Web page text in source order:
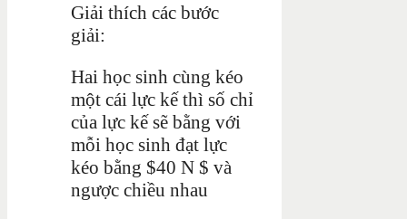
Giải thích các bước
giải:
Hai học sinh cùng kéo
một cái lực kế thì số chỉ
của lực kế sẽ bằng với
mỗi học sinh đạt lực
kéo bằng $40 N $ và
ngược chiều nhau